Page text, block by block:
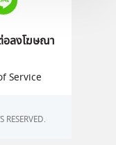
ลงโฆษณา
Service